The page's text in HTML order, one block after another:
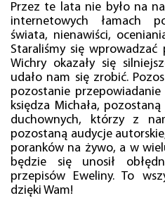
Przez te lata nie było na
internetowych łamach
świata, nienawiści,
Staraliśmy się
Wichry okazały się
udało nam się zrobić.
pozostanie
księdza Michała,
duchownych, którzy z
pozostaną audycje
poranków na żywo, a w
będzie się unosił
przepisów Eweliny. To
dzięki Wam!